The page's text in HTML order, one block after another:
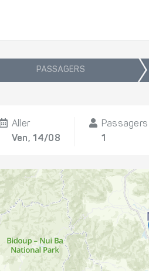
PASSAGERS
Aller
Ven, 14/08
Passagers
1